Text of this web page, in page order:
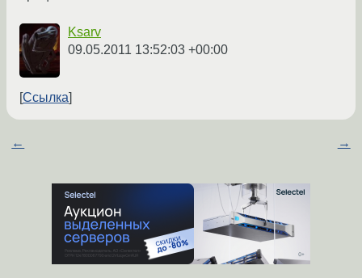
Ksarv
09.05.2011 13:52:03 +00:00
Ссылка
← →